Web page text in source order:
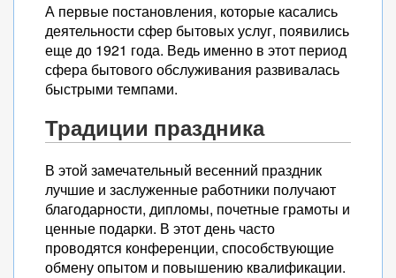
А первые постановления, которые касались
деятельности сфер бытовых услуг, появились
еще до 1921 года. Ведь именно в этот период
сфера бытового обслуживания развивалась
быстрыми темпами.
Традиции праздника
В этой замечательный весенний праздник
лучшие и заслуженные работники получают
благодарности, дипломы, почетные грамоты и
ценные подарки. В этот день часто
проводятся конференции, способствующие
обмену опытом и повышению квалификации.